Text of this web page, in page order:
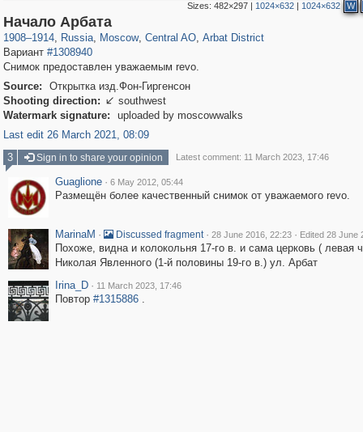
Sizes: 482×297| 1024×632| 1024×632 W
Начало Арбата
1908–1914, Russia
1,407,212
, Moscow
319,878 8,286
, Central AO
160,021
, Arbat District
Вариант #1308940
Снимок предоставлен уважаемым revo.
Source:
Открытка изд.Фон-Гиргенсон
Shooting direction:  southwest
Watermark signature:
uploaded by moscowwalks
Last edit 26 March 2021, 08:09
3
Sign in to share your opinion Latest comment: 11 March 2023, 17:46
Guaglione · 6 May 2012, 05:44
Размещён более качественный снимок от уважаемого revo.
MarinaM · Discussed fragment · 28 June 2016, 22:23 · Edited 28 June
Похоже, видна и колокольня 17-го в. и сама церковь ( левая
Николая Явленного (1-й половины 19-го в.) ул. Арбат
Irina_D · 11 March 2023, 17:46
Повтор #1315886.